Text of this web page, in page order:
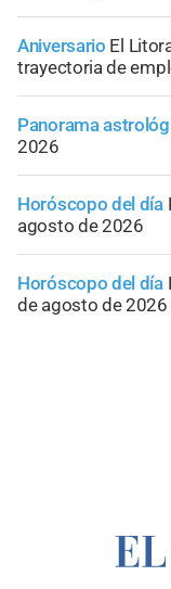
Aniversario El
trayectoria de
Panorama
2026
Horóscopo del día
agosto de 2026
Horóscopo del día
de agosto de 2026